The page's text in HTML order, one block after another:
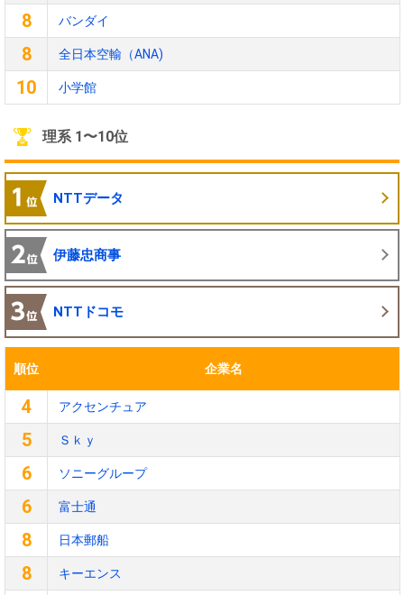
8 バンダイ
8 全日本空輸（ANA)
10 小学館
理系 1〜10位
NTTデータ
伊藤忠商事
NTTドコモ
順位 企業名
4 アクセンチュア
5 Ｓｋｙ
6 ソニーグループ
6 富士通
8 日本郵船
8 キーエンス